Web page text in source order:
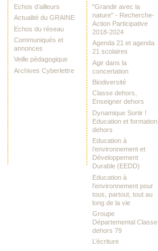
Echos d’ailleurs
Actualité du GRAINE
Echos du réseau
Communiqués et
annonces
Veille pédagogique
Archives Cyberlettre
"Grandir avec la
nature" - Recherche-
Action Participative
2018-2024
Agenda 21 et agenda
21 scolaires
Agir dans la
concertation
Biodiversité
Classe dehors,
Enseigner dehors
Dynamique Sortir !
Education et formation
dehors
Education à
l’environnement et
Développement
Durable (EEDD)
Education à
l’environnement pour
tous, partout, tout au
long de la vie
Groupe
Départemental Classe
dehors 79
L’écriture